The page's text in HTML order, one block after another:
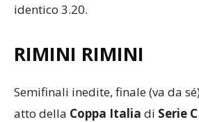
identico 3.20.
RIMINI RIMINI
Semifinali inedite, finale (va da
atto della Coppa Italia di Serie C